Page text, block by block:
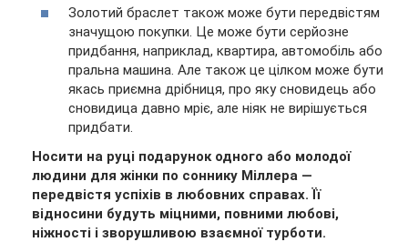
Золотий браслет також може бути передвістям
значущою покупки. Це може бути серйозне
придбання, наприклад, квартира, автомобіль або
пральна машина. Але також це цілком може бути
якась приємна дрібниця, про яку сновидець або
сновидица давно мріє, але ніяк не вирішується
придбати.
Носити на руці подарунок одного або молодої
людини для жінки по соннику Міллера —
передвістя успіхів в любовних справах. Її
відносини будуть міцними, повними любові,
ніжності і зворушливою взаємної турботи.